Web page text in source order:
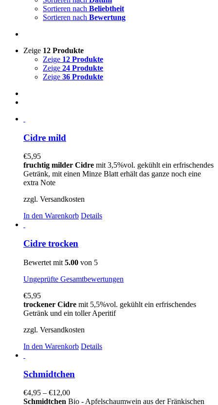
Sortieren nach Beliebtheit
Sortieren nach Bewertung
Zeige 12 Produkte
Zeige 12 Produkte
Zeige 24 Produkte
Zeige 36 Produkte
Cidre mild
€5,95
fruchtig milder Cidre mit 3,5%vol. gekühlt ein erfrischendes
Getränk, mit einen Minze Blatt erhält das ganze noch eine
extra Note
zzgl. Versandkosten
In den Warenkorb Details
Cidre trocken
Bewertet mit 5.00 von 5
Ungeprüfte Gesamtbewertungen
€5,95
trockener Cidre mit 5,5%vol. gekühlt ein erfrischendes
Getränk und ein toller Aperitif
zzgl. Versandkosten
In den Warenkorb Details
Schmidtchen
€4,95 – €12,00
Schmidtchen Bio - Apfelschaumwein aus der Fränkischen